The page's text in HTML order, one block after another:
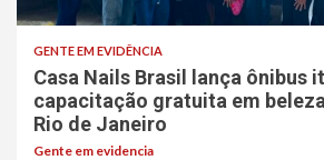
GENTE EM EVIDÊNCIA
Casa Nails Brasil lança ônibus
capacitação gratuita em
Rio de Janeiro
Gente em evidencia